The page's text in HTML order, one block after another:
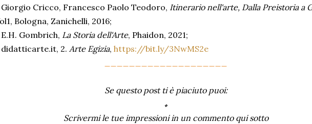
Cricco, Francesco Paolo Teodoro, Itinerario nell'arte, Dalla Preistoria a
Bologna, Zanichelli, 2016;
Gombrich, La Storia dell'Arte, Phaidon, 2021;
atticarte.it, 2. Arte Egizia, https://bit.ly/3NwMS2e
Se questo post ti è piaciuto puoi:
🔸
Scrivermi le tue impressioni in un commento qui sotto